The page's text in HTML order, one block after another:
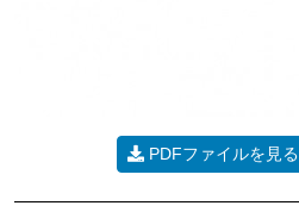
PDFファイルを見る